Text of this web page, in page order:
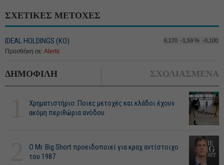
ΣΧΕΤΙΚΕΣ ΜΕΤΟΧΕΣ
IDEAL HOLDINGS (ΚΟ) 6,170 -1,59 % -0,100
Προσθήκη σε: Alerts
ΔΗΜΟΦΙΛΗ ΣΧΟΛΙΑΣΜΕΝΑ
Χρηματιστήριο: Ποιες μετοχές και κλάδοι έχουν
ακόμη περιθώρια ανόδου
O Mr. Big Short προειδοποιεί για κραχ αντίστοιχο
του 1987